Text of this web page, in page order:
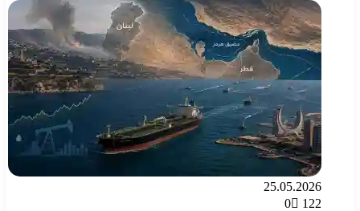
25.05.2026
0
122